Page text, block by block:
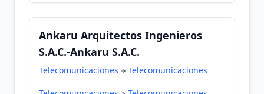
Ankaru Arquitectos Ingenieros
S.A.C.-Ankaru S.A.C.
Telecomunicaciones Telecomunicaciones